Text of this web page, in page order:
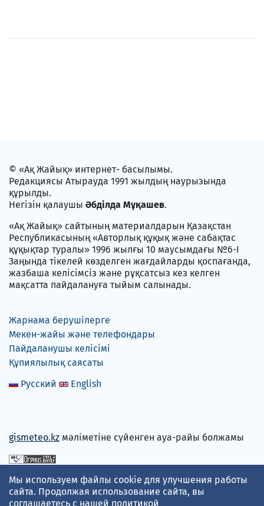
© «Ақ Жайық» интернет- басылымы.
Редакциясы Атырауда 1991 жылдың наурызында
құрылды.
Негізін қалаушы Әбділда Мұқашев.
«Ақ Жайық» сайтының материалдарын Қазақстан
Республикасының «Авторлық құқық және сабақтас
құқықтар туралы» 1996 жылғы 10 маусымдағы №6-I
Заңында тікелей көзделген жағдайларды қоспағанда,
жазбаша келісімсіз және рұқсатсыз кез келген
мақсатта пайдалануға тыйым салынады.
Жарнама берушілерге
Мекен-жайы және телефондары
Пайдаланушы келісімі
Құпиялылық саясаты
Русский
English
gismeteo.kz мәліметіне сүйенген ауа-райы болжамы
Төлем карталарын қабылдаймыз
Мы используем файлы cookie для улучшения работы
сайта. Продолжая использование сайта, вы
соглашаетесь с нашей политикой